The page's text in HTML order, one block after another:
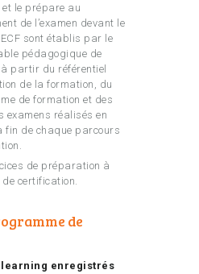
et le prépare au
de l’examen devant le
sont établis par le
pédagogique de
à partir du référentiel
de la formation, du
de formation et des
examens réalisés en
fin de chaque parcours
de préparation à
de certification.
de
enregistrés